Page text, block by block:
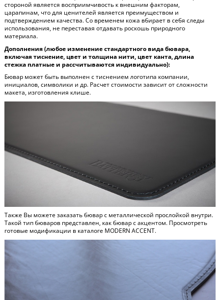
стороной является восприимчивость к внешним факторам,
царапинам, что для ценителей является преимуществом и
подтверждением качества. Со временем кожа вбирает в себя следы
использования, не переставая отдавать роскошь природного
материала.
Дополнения (любое изменение стандартного вида бювара,
включая тиснение, цвет и толщина нити, цвет канта, длина
стежка платные и рассчитываются индивидуально):
Бювар может быть выполнен с тиснением логотипа компании,
инициалов, символики и др. Расчет стоимости зависит от сложности
макета, изготовления клише.
Также Вы можете заказать бювар с металлической прослойкой внутри.
Такой тип бюваров представлен, как бювар с акцентом. Просмотреть
готовые модификации в каталоге MODERN ACCENT.